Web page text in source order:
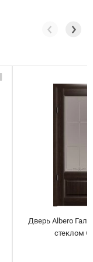
Дверь Albero
стеклом